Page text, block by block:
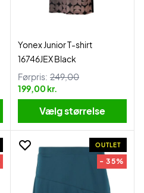
Yonex Junior T-shirt
16746JEX Black
Førpris: 249,00
199,00 kr.
Vælg størrelse
OUTLET
- 35%